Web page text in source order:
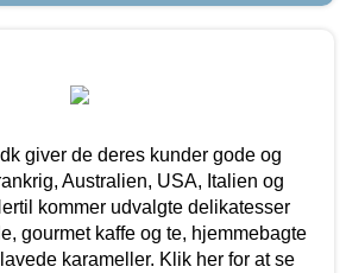
giver de deres kunder gode og
Australien, USA, Italien og
kommer udvalgte delikatesser
gourmet kaffe og te, hjemmebagte
karameller. Klik her for at se